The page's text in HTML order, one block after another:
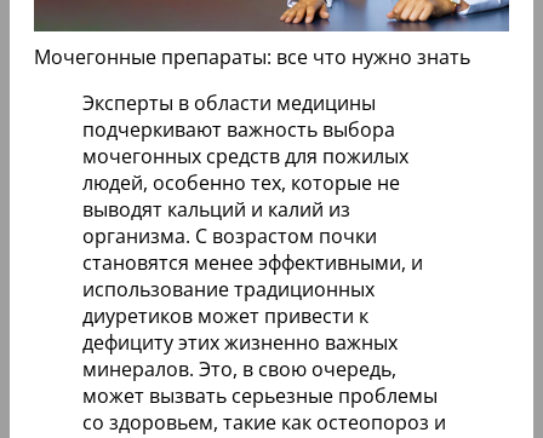
Мочегонные препараты: все что нужно знать
Эксперты в области медицины
подчеркивают важность выбора
мочегонных средств для пожилых
людей, особенно тех, которые не
выводят кальций и калий из
организма. С возрастом почки
становятся менее эффективными, и
использование традиционных
диуретиков может привести к
дефициту этих жизненно важных
минералов. Это, в свою очередь,
может вызвать серьезные проблемы
со здоровьем, такие как остеопороз и